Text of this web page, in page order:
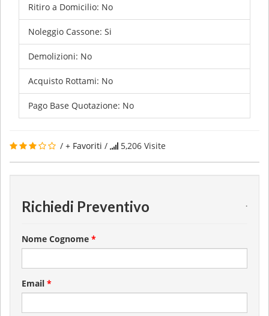
Ritiro a Domicilio: No
Noleggio Cassone: Si
Demolizioni: No
Acquisto Rottami: No
Pago Base Quotazione: No
/ + Favoriti / 5,206 Visite
Richiedi Preventivo .
Nome Cognome *
Email *